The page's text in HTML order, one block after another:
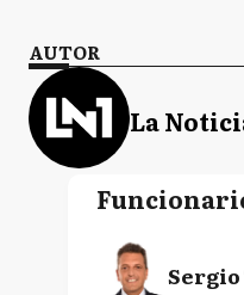
AUTOR
La
Sergio